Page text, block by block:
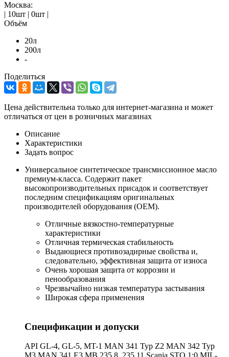
Москва:
| 10шт | 0шт |
Объём
20л
200л
-
Поделиться
Цена действительна только для интернет-магазина и может
отличаться от цен в розничных магазинах
Описание
Характеристики
Задать вопрос
Универсальное синтетическое трансмиссионное масло
премиум-класса. Содержит пакет
высокопроизводительных присадок и соответствует
последним спецификациям оригинальных
производителей оборудования (OEM).
Отличные вязкостно-температурные
характеристики
Отличная термическая стабильность
Выдающиеся противозадирные свойства и,
следовательно, эффективная защита от износа
Очень хорошая защита от коррозии и
пенообразования
Чрезвычайно низкая температура застывания
Широкая сфера применения
Спецификации и допуски
API GL-4, GL-5, MT-1 MAN 341 Typ Z2 MAN 342 Typ